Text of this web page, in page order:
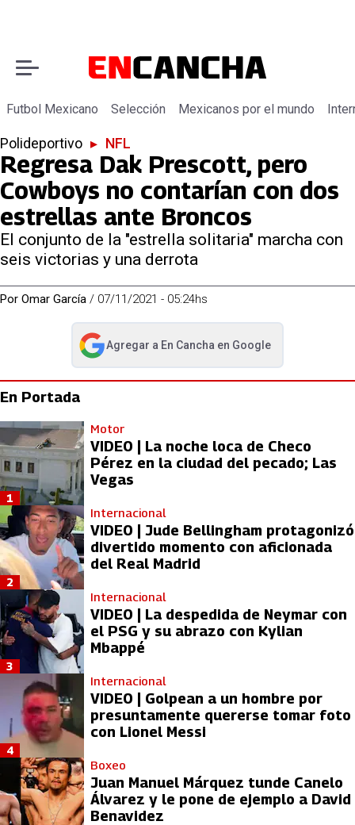
Futbol Mexicano Selección Mexicanos por el mundo
Polideportivo ▸ NFL
Regresa Dak Prescott, pero
Cowboys no contarían con dos
estrellas ante Broncos
El conjunto de la "estrella solitaria" marcha con
seis victorias y una derrota
Por Omar García / 07/11/2021 - 05:24hs
Agregar a En Cancha en Google
abre en nueva pestaña
En Portada
Motor
VIDEO | La noche loca de Checo
Pérez en la ciudad del pecado; Las
Vegas
1
Internacional
VIDEO | Jude Bellingham protagonizó
divertido momento con aficionada
del Real Madrid
2
Internacional
VIDEO | La despedida de Neymar con
el PSG y su abrazo con Kylian
Mbappé
3
Internacional
VIDEO | Golpean a un hombre por
presuntamente quererse tomar foto
con Lionel Messi
4
Boxeo
Juan Manuel Márquez tunde Canelo
Álvarez y le pone de ejemplo a David
Benavidez